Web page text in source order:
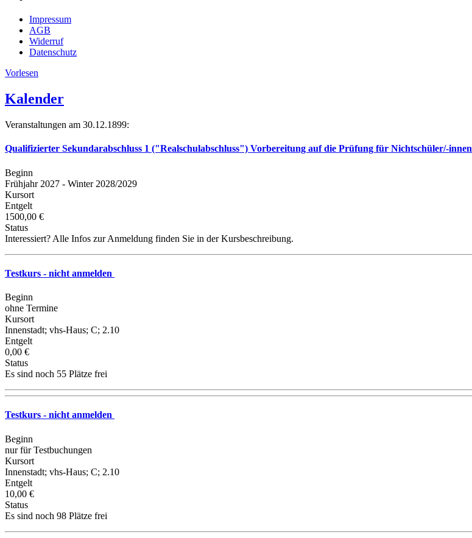
Impressum
AGB
Widerruf
Datenschutz
Vorlesen
Kalender
Veranstaltungen am 30.12.1899:
Qualifizierter Sekundarabschluss 1 ("Realschulabschluss") Vorbereitung auf die Prüfung für Nichtschüler/-innen
Beginn
Frühjahr 2027 - Winter 2028/2029
Kursort
Entgelt
1500,00 €
Status
Interessiert? Alle Infos zur Anmeldung finden Sie in der Kursbeschreibung.
Testkurs - nicht anmelden
Beginn
ohne Termine
Kursort
Innenstadt; vhs-Haus; C; 2.10
Entgelt
0,00 €
Status
Es sind noch 55 Plätze frei
Testkurs - nicht anmelden
Beginn
nur für Testbuchungen
Kursort
Innenstadt; vhs-Haus; C; 2.10
Entgelt
10,00 €
Status
Es sind noch 98 Plätze frei